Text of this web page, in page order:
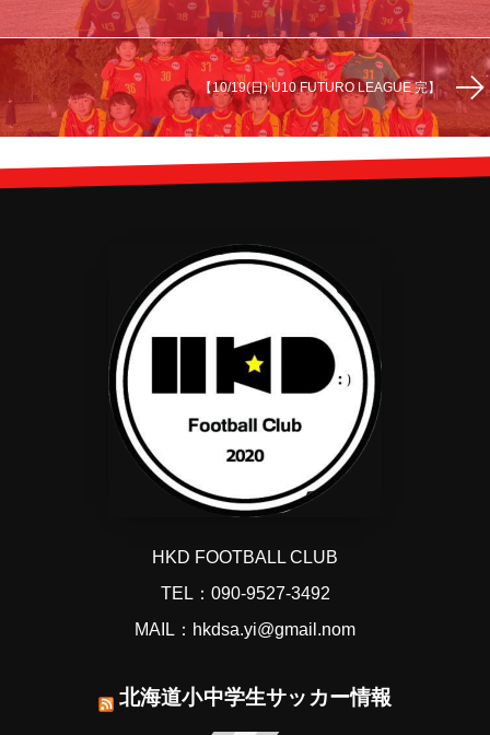
【10/19(日) U10 FUTURO LEAGUE 完】
HKD FOOTBALL CLUB
TEL：090-9527-3492
MAIL：hkdsa.yi@gmail.nom
北海道小中学生サッカー情報